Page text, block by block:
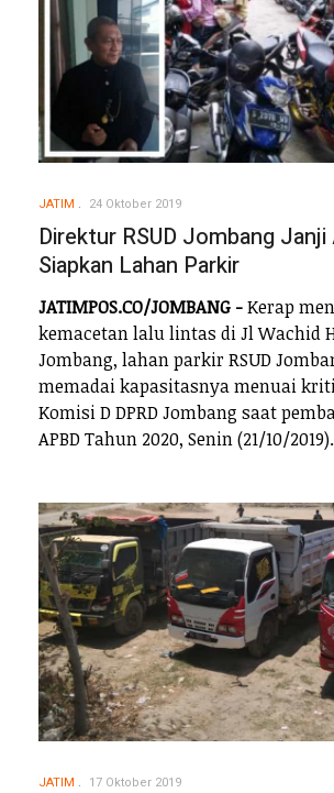
JATIM 24 Oktober 2019
Direktur RSUD Jombang Janji
Siapkan Lahan Parkir
JATIMPOS.CO/JOMBANG -Kerap
kemacetan lalu lintas di Jl Wachid
Jombang, lahan parkir RSUD
memadai kapasitasnya menuai
Komisi D DPRD Jombang saat
APBD Tahun 2020, Senin (21/10/2019).
JATIM 17 Oktober 2019